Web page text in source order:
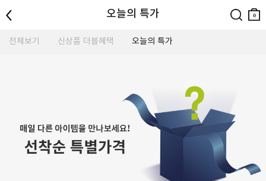
오늘의 특가 구니
0
전체보기 신상품 더블혜택 오늘의 특가